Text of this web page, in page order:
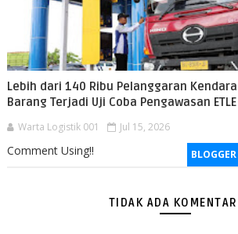
Lebih dari 140 Ribu Pelanggaran
Barang Terjadi Uji Coba Pengawasan
Warta Logistik 001 Jul 15, 2026
BLOGGER
Comment Using!!
TIDAK ADA